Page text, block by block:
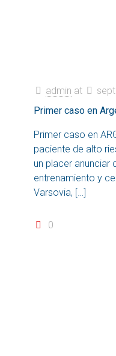
admin at
Primer caso en
Primer caso en
paciente de alto
un placer anunciar
entrenamiento y
Varsovia, […]
0